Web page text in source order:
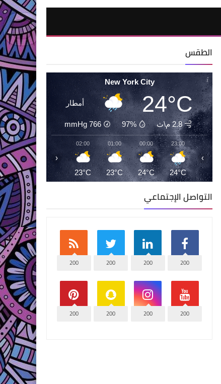
الطقس
New York City
24°C أمطار
2.8 م\ث 97%
766
mmHg
23:00
24°C
00:00
24°C
01:00
23°C
02:00
23°C
03:00
23°C
04:00
23°C
‹ ›
التواصل الإجتماعي
200
200
200
200
200
200
200
200